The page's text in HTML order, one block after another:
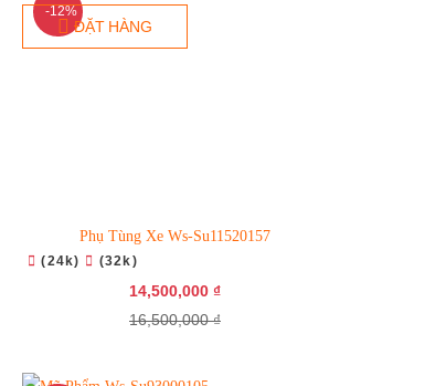
-12%
ĐẶT HÀNG
Phụ Tùng Xe Ws-Su11520157
(24k) (32k)
14,500,000 ₫
16,500,000 ₫